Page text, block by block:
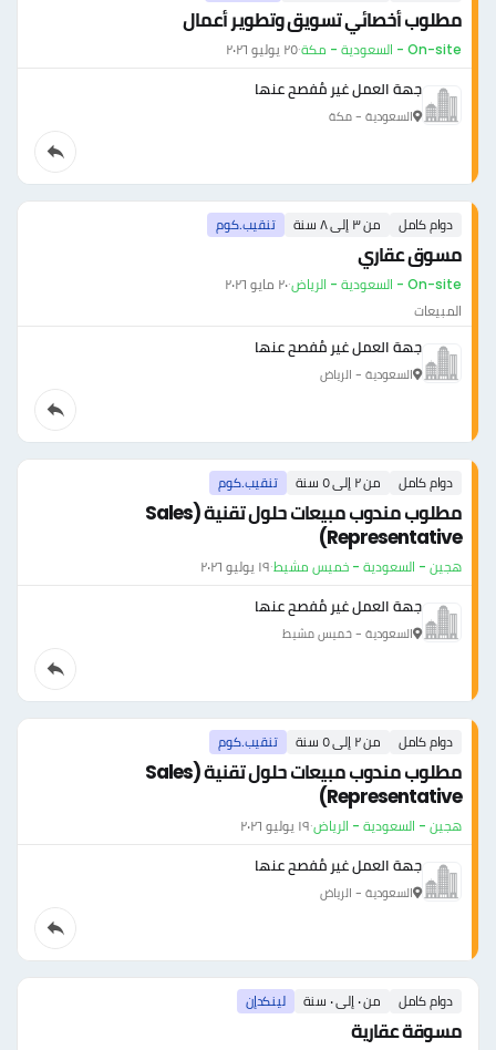
مطلوب أخصائي تسويق وتطوير أعمال
On-site - السعودية - مكة ·٢٥ يوليو ٢٠٢٦
جهة العمل غير مُفصح عنها
السعودية - مكة
دوام كامل من ٣ إلى ٨ سنة تنقيب.كوم
مسوق عقاري
On-site - السعودية - الرياض ·٢٠ مايو ٢٠٢٦
المبيعات
جهة العمل غير مُفصح عنها
السعودية - الرياض
دوام كامل من ٢ إلى ٥ سنة تنقيب.كوم
مطلوب مندوب مبيعات حلول تقنية (Sales
Representative)
هجين - السعودية - خميس مشيط·١٩ يوليو ٢٠٢٦
جهة العمل غير مُفصح عنها
السعودية - خميس مشيط
دوام كامل من ٢ إلى ٥ سنة تنقيب.كوم
مطلوب مندوب مبيعات حلول تقنية (Sales
Representative)
هجين - السعودية - الرياض·١٩ يوليو ٢٠٢٦
جهة العمل غير مُفصح عنها
السعودية - الرياض
دوام كامل من ٠ إلى ٠ سنة لينكدإن
مسوقة عقارية